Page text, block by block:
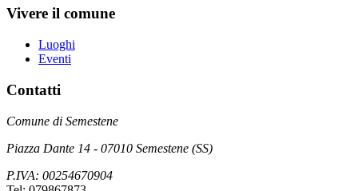
Vivere il comune
Luoghi
Eventi
Contatti
Comune di Semestene
Piazza Dante 14 - 07010 Semestene (SS)
P.IVA: 00254670904